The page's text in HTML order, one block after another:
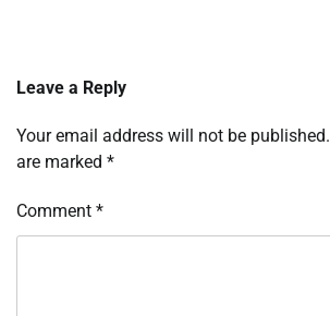
Leave a Reply
Your email address will not be published.
are marked *
Comment *